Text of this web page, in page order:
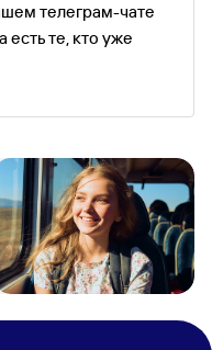
телеграм-чате
есть те, кто уже